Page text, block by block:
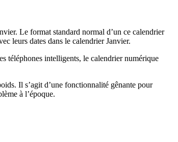
Le format standard normal d’un ce calendrier
leurs dates dans le calendrier Janvier.
téléphones intelligents, le calendrier numérique
Il s’agit d’une fonctionnalité gênante pour
à l’époque.